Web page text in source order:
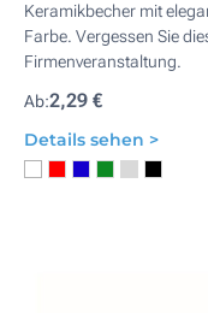
Keramikbecher mit
Farbe. Vergessen Sie
Firmenveranstaltung.
Ab:2,29 €
Details sehen >